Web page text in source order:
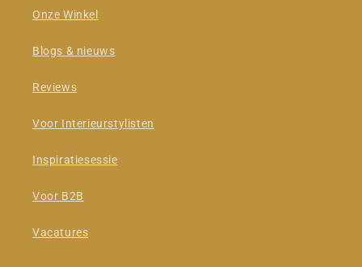
Onze Winkel
Blogs & nieuws
Reviews
Voor Interieurstylisten
Inspiratiesessie
Voor B2B
Vacatures